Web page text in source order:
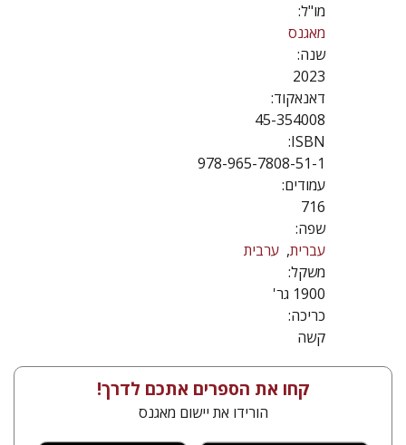
מו"ל:
מאגנס
שנה:
2023
דאנאקוד:
45-354008
ISBN:
978-965-7808-51-1
עמודים:
716
שפה:
עברית ערבית
משקל:
1900 גר'
כריכה:
קשה
קחו את הספרים אתכם לדרך!
הורידו את יישום מאגנס